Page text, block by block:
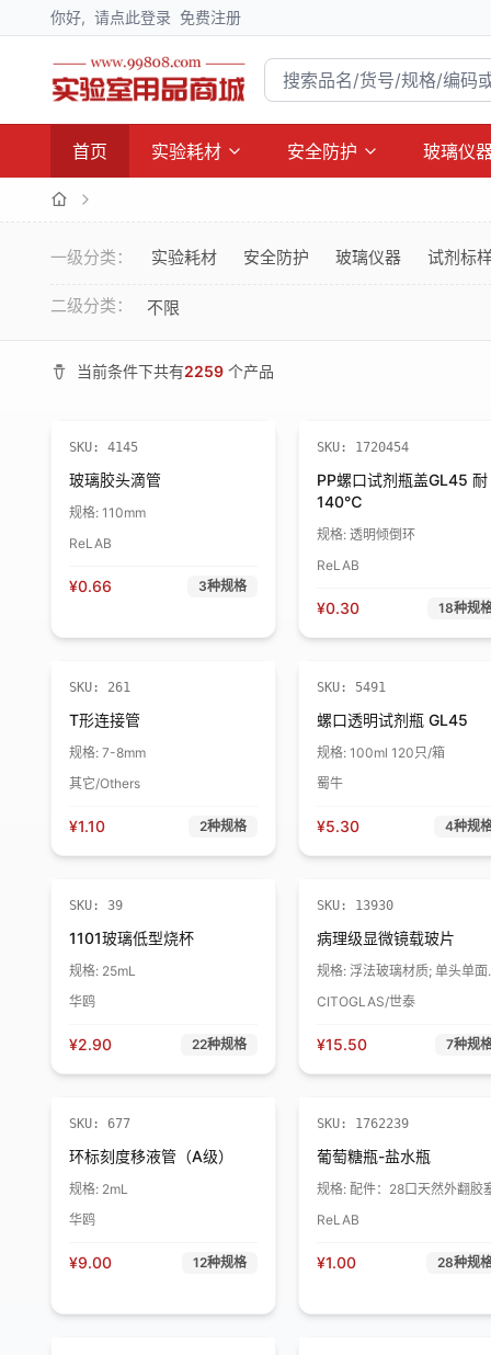
你好, 请点此登录 免费注册
首页 实验耗材 安全防护 玻璃仪
一级分类： 实验耗材 安全防护 玻璃仪器 试剂标
二级分类： 不限
当前条件下共有2259 个产品
SKU: 4145
玻璃胶头滴管
规格: 110mm
ReLAB
¥0.66 3种规格
SKU: 1720454
PP螺口试剂瓶盖GL45 耐
140℃
规格: 透明倾倒环
ReLAB
¥0.30 18种规
SKU: 261
T形连接管
规格: 7-8mm
其它/Others
¥1.10 2种规格
SKU: 5491
螺口透明试剂瓶 GL45
规格: 100ml 120只/箱
蜀牛
¥5.30 4种规
SKU: 39
1101玻璃低型烧杯
规格: 25mL
华鸥
¥2.90 22种规格
SKU: 13930
病理级显微镜载玻片
规格: 浮法玻璃材质; 单头单面
CITOGLAS/世泰
¥15.50 7种规
SKU: 677
环标刻度移液管（A级）
规格: 2mL
华鸥
¥9.00 12种规格
SKU: 1762239
葡萄糖瓶-盐水瓶
规格: 配件：28口天然外翻胶
ReLAB
¥1.00 28种规